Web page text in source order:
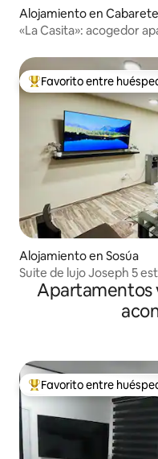
Alojamiento en Cabarete
«La Casita»: acogedor
Favorito entre
Favorito entre
Alojamiento en Sosúa
Suite de lujo Joseph 5
Apartamentos
Favorito entre
Favorito entre